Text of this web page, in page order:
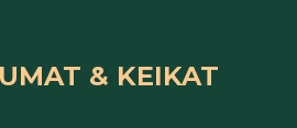
& KEIKAT